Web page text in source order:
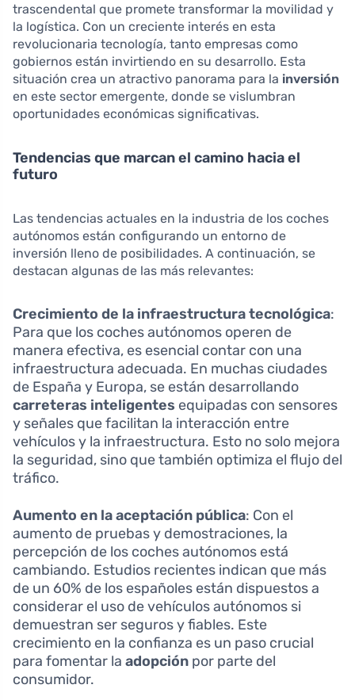
trascendental que promete transformar la movilidad y
la logística. Con un creciente interés en esta
revolucionaria tecnología, tanto empresas como
gobiernos están invirtiendo en su desarrollo. Esta
situación crea un atractivo panorama para la inversión
en este sector emergente, donde se vislumbran
oportunidades económicas significativas.
Tendencias que marcan el camino hacia el
futuro
Las tendencias actuales en la industria de los coches
autónomos están configurando un entorno de
inversión lleno de posibilidades. A continuación, se
destacan algunas de las más relevantes:
Crecimiento de la infraestructura tecnológica:
Para que los coches autónomos operen de
manera efectiva, es esencial contar con una
infraestructura adecuada. En muchas ciudades
de España y Europa, se están desarrollando
carreteras inteligentes equipadas con sensores
y señales que facilitan la interacción entre
vehículos y la infraestructura. Esto no solo mejora
la seguridad, sino que también optimiza el flujo del
tráfico.
Aumento en la aceptación pública: Con el
aumento de pruebas y demostraciones, la
percepción de los coches autónomos está
cambiando. Estudios recientes indican que más
de un 60% de los españoles están dispuestos a
considerar el uso de vehículos autónomos si
demuestran ser seguros y fiables. Este
crecimiento en la confianza es un paso crucial
para fomentar la adopción por parte del
consumidor.